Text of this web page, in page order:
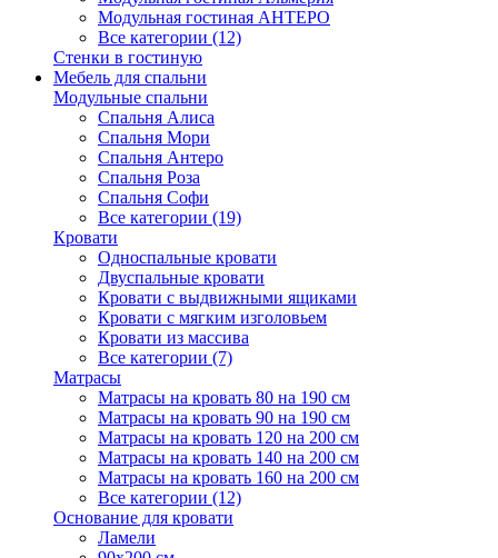
Модульная гостиная АНТЕРО
Все категории (12)
Стенки в гостиную
Мебель для спальни
Модульные спальни
Спальня Алиса
Спальня Мори
Спальня Антеро
Спальня Роза
Спальня Софи
Все категории (19)
Кровати
Односпальные кровати
Двуспальные кровати
Кровати с выдвижными ящиками
Кровати с мягким изголовьем
Кровати из массива
Все категории (7)
Матрасы
Матрасы на кровать 80 на 190 см
Матрасы на кровать 90 на 190 см
Матрасы на кровать 120 на 200 см
Матрасы на кровать 140 на 200 см
Матрасы на кровать 160 на 200 см
Все категории (12)
Основание для кровати
Ламели